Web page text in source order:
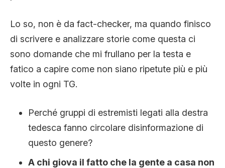
Lo so, non è da fact-checker, ma quando finisco
di scrivere e analizzare storie come questa ci
sono domande che mi frullano per la testa e
fatico a capire come non siano ripetute più e più
volte in ogni TG.
Perché gruppi di estremisti legati alla destra
tedesca fanno circolare disinformazione di
questo genere?
A chi giova il fatto che la gente a casa non